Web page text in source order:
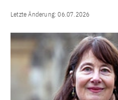
Letzte Änderung:06.07.2026